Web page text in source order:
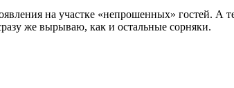
на участке «непрошенных» гостей. А
же вырываю, как и остальные сорняки.